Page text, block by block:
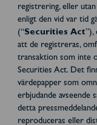
registrering, eller
enligt den vid var tid
(“Securities Act”),
att de registreras,
transaktion som inte
Securities Act. Det
värdepapper som
erbjudande avseende
detta
reproduceras eller